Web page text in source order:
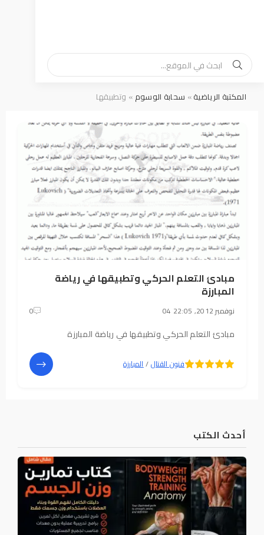
أحدث الكتب
المكتبة الرياضية» سحابة الوسوم » وتطبيقها
مبادئ التعلم الحركي وتطبيقها في رياضة
المبارزة
04 نوفمبر 2012, 22:05 0
مبادئ التعلم الحركي وتطبيقها في رياضة المبارزة
فنون القتال/المبارزة